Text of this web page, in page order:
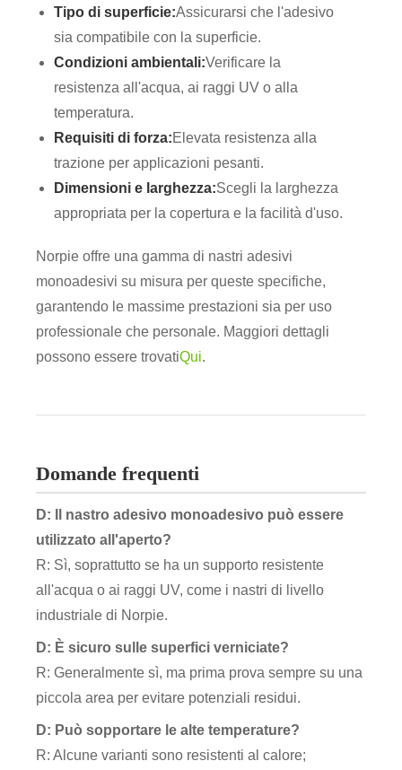
Tipo di superficie:Assicurarsi che l'adesivo
sia compatibile con la superficie.
Condizioni ambientali:Verificare la
resistenza all'acqua, ai raggi UV o alla
temperatura.
Requisiti di forza:Elevata resistenza alla
trazione per applicazioni pesanti.
Dimensioni e larghezza:Scegli la larghezza
appropriata per la copertura e la facilità d'uso.
Norpie offre una gamma di nastri adesivi
monoadesivi su misura per queste specifiche,
garantendo le massime prestazioni sia per uso
professionale che personale. Maggiori dettagli
possono essere trovatiQui.
Domande frequenti
D: Il nastro adesivo monoadesivo può essere
utilizzato all'aperto?
R: Sì, soprattutto se ha un supporto resistente
all'acqua o ai raggi UV, come i nastri di livello
industriale di Norpie.
D: È sicuro sulle superfici verniciate?
R: Generalmente sì, ma prima prova sempre su una
piccola area per evitare potenziali residui.
D: Può sopportare le alte temperature?
R: Alcune varianti sono resistenti al calore;